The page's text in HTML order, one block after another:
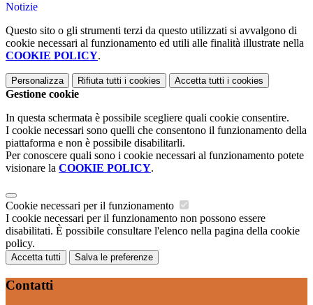
Notizie
Questo sito o gli strumenti terzi da questo utilizzati si avvalgono di
cookie necessari al funzionamento ed utili alle finalità illustrate nella
COOKIE POLICY.
Personalizza Rifiuta tutti i cookies Accetta tutti i cookies
Gestione cookie
In questa schermata è possibile scegliere quali cookie consentire.
I cookie necessari sono quelli che consentono il funzionamento della
piattaforma e non è possibile disabilitarli.
Per conoscere quali sono i cookie necessari al funzionamento potete
visionare la COOKIE POLICY.
Cookie necessari per il funzionamento
I cookie necessari per il funzionamento non possono essere
disabilitati. È possibile consultare l'elenco nella pagina della cookie
policy.
Accetta tutti Salva le preferenze
Contatti